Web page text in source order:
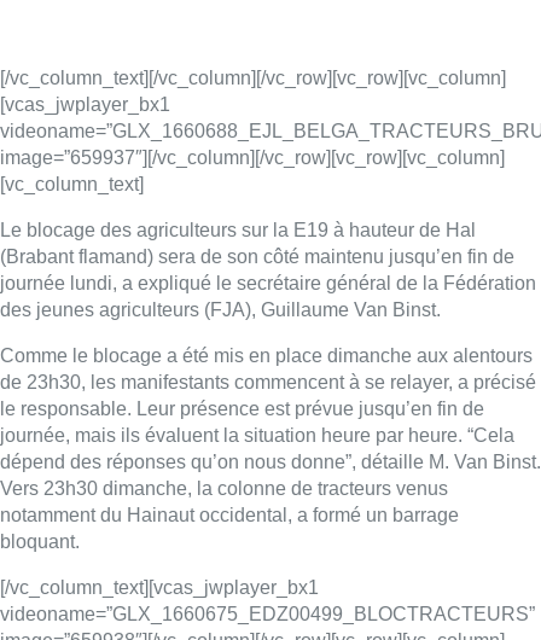
le responsable. Leur présence est prévue jusqu’en fin de
journée, mais ils évaluent la situation heure par heure. “Cela
dépend des réponses qu’on nous donne”, détaille M. Van Binst.
Vers 23h30 dimanche, la colonne de tracteurs venus
notamment du Hainaut occidental, a formé un barrage
bloquant.
[/vc_column_text][vcas_jwplayer_bx1
videoname=”GLX_1660675_EDZ00499_BLOCTRACTEURS”
image=”659938″][/vc_column][/vc_row][vc_row][vc_column]
[vc_column_text]
Le blocage à hauteur de l’échangeur de Daussoulx (Namur)
sera lui aussi maintenu jusqu’à 20h00 ou 21h00 lundi, selon le
secrétaire général de la Fédération des jeunes agriculteurs
(FJA), Guillaume Van Binst. “La durée de l’action dépend des
décisions politiques et rien n’a été annoncé”, détaille le
secrétaire général. Les agriculteurs continuent donc leurs
actions tant qu’aucune mesure concrète n’est avancée,
poursuit-il. L’action devait initialement prendre fin “après l’heure
de pointe” dans la matinée, mais elle se prolongera finalement
jusqu’à 20h00 ou 21h00, clarifie de son côté le président de la